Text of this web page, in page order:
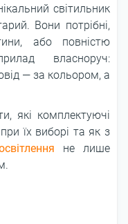
світильник
Вони потрібні,
або повністю
власноруч:
— за кольором, а
які комплектуючі
їх виборі та як з
не лише